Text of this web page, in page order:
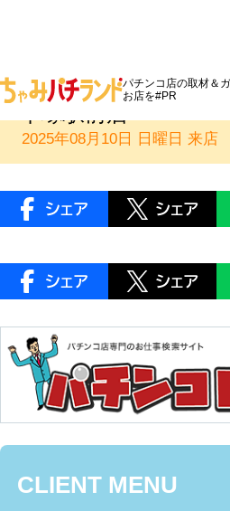
パチンコ店の取材＆
お店を#PR
DMMれあこいん：
2025年08月10日 日曜日 来店
CLIENT MENU